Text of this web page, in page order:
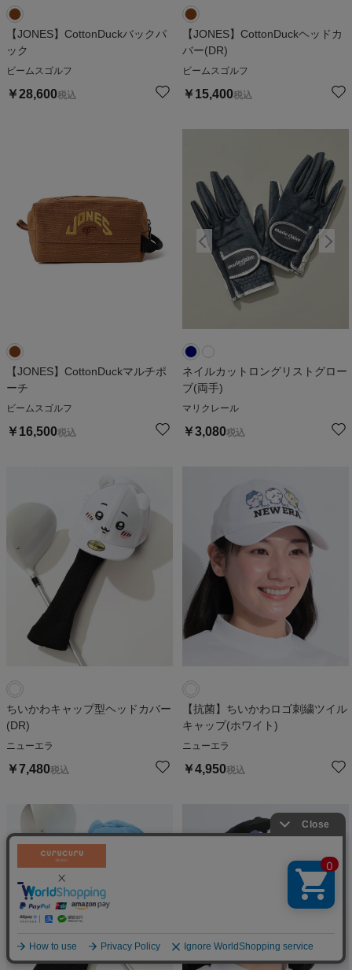
【JONES】CottonDuckバックパ
ック
ビームスゴルフ
￥28,600税込
【JONES】CottonDuckヘッドカ
バー(DR)
ビームスゴルフ
￥ 15,400税込
【JONES】CottonDuckマルチポ
ーチ
ビームスゴルフ
￥ 16,500税込
ネイルカットロングリストグロー
ブ(両手)
マリクレール
￥3,080税込
ちいかわキャップ型ヘッドカバー
(DR)
ニューエラ
￥7,480税込
【抗菌】ちいかわロゴ刺繍ツイル
キャップ(ホワイト)
ニューエラ
￥4,950税込
絞り込む